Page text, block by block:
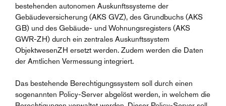
bestehenden autonomen Auskunftssysteme der
Gebäudeversicherung (AKS GVZ), des Grundbuchs (AKS
GB) und des Gebäude- und Wohnungsregisters (AKS
GWR-ZH) durch ein zentrales Auskunftssystem
ObjektwesenZH ersetzt werden. Zudem werden die Daten
der Amtlichen Vermessung integriert.
Das bestehende Berechtigungssystem soll durch einen
sogenannten Policy-Server abgelöst werden, in welchem die